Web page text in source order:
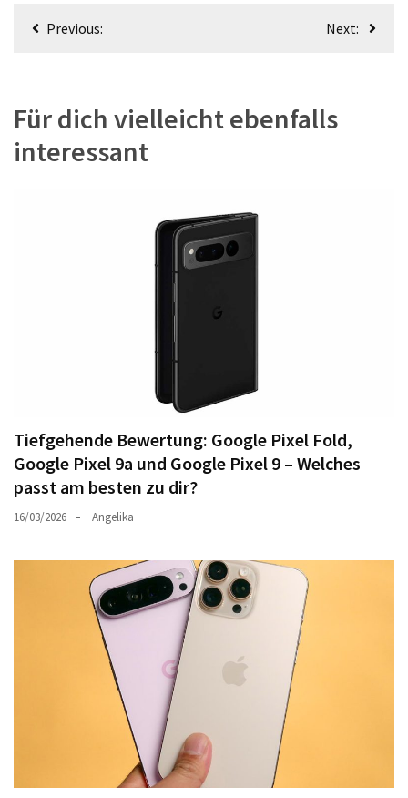
Beitragsnavigation
Previous: Next:
Für dich vielleicht ebenfalls
interessant
Tiefgehende Bewertung: Google Pixel Fold,
Google Pixel 9a und Google Pixel 9 – Welches
passt am besten zu dir?
16/03/2026 Angelika